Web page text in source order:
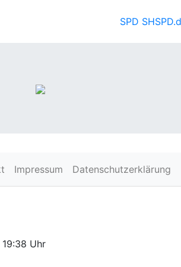
SPD SH
Impressum Datenschutzerklärung
Uhr